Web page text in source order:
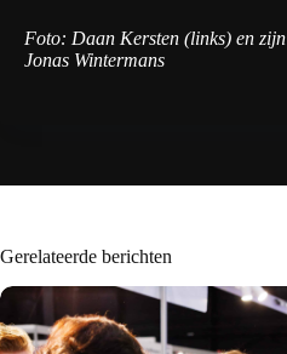
Foto: Daan Kersten (links) en
Jonas Wintermans
Gerelateerde berichten